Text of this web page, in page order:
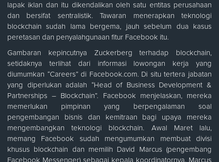
lapak iklan dan itu dikendalikan oleh satu entitas perusahaan
dan bersifat sentralistik. Tawaran menerapkan teknologi
blockchain sudah lama bergema, jauh sebelum dua kasus
peretasan dan penyalahgunaan fitur Facebook itu.
Gambaran kepincutnya Zuckerberg terhadap blockchain,
setidaknya terlihat dari informasi lowongan kerja yang
diumumkan “Careers” di Facebook.com. Di situ tertera jabatan
yang diperlukan adalah “Head of Business Development &
Partnerships – Blockchain”. Facebook menjelaskan, mereka
memerlukan pimpinan yang berpengalaman soal
pengembangan bisnis dan kemitraan bagi upaya mereka
mengembangkan teknologi blockchain. Awal Maret lalu,
memang Facebook sudah mengumumkan membuat divisi
khusus blockchain dan memilih David Marcus (pengembang
Facebook Messenger) sebagai kepala koordinatornya. Marcus